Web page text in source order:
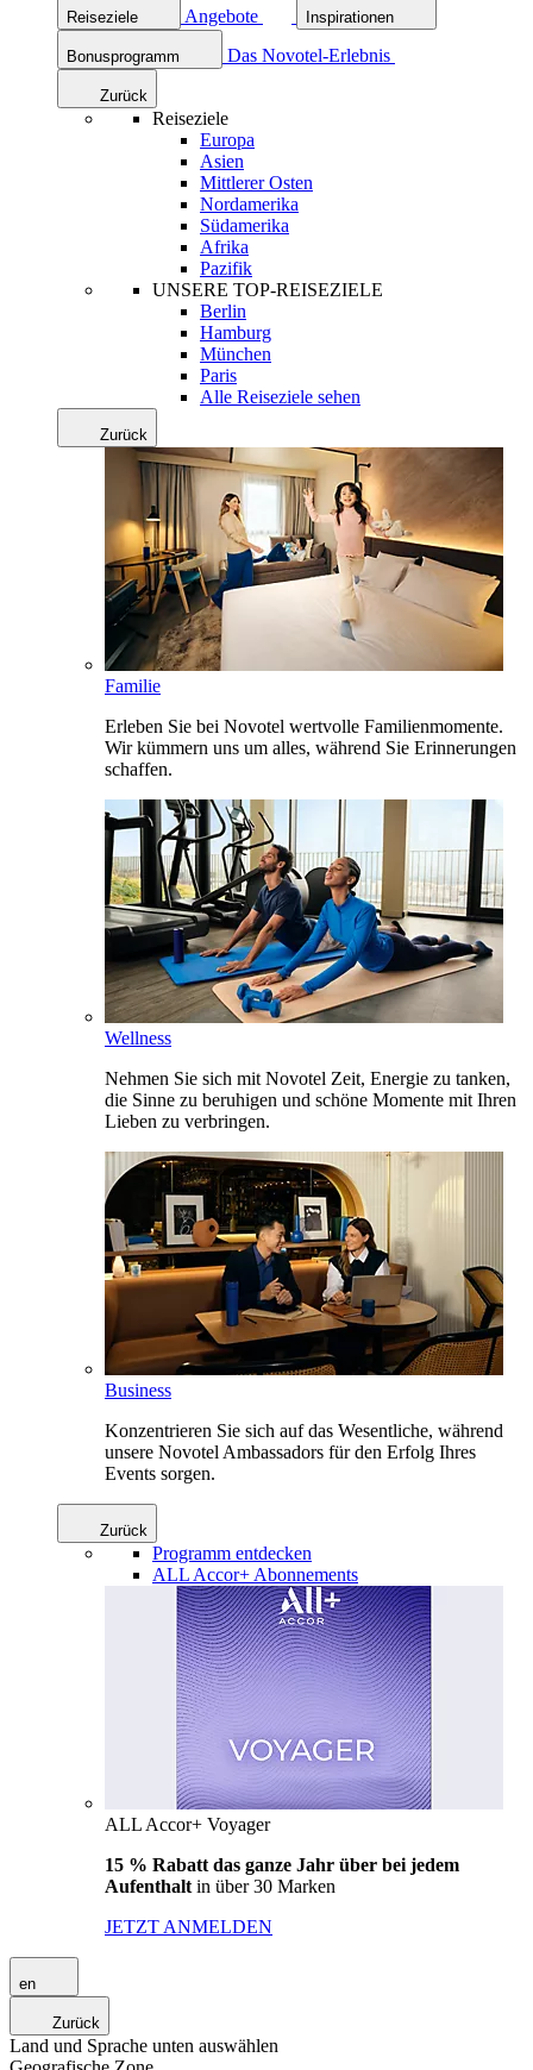
Reiseziele Angebote Inspirationen
Bonusprogramm Das Novotel-Erlebnis
Zurück
Reiseziele
Europa
Asien
Mittlerer Osten
Nordamerika
Südamerika
Afrika
Pazifik
UNSERE TOP-REISEZIELE
Berlin
Hamburg
München
Paris
Alle Reiseziele sehen
Zurück
Familie
Erleben Sie bei Novotel wertvolle Familienmomente.
Wir kümmern uns um alles, während Sie Erinnerungen
schaffen.
Wellness
Nehmen Sie sich mit Novotel Zeit, Energie zu tanken,
die Sinne zu beruhigen und schöne Momente mit Ihren
Lieben zu verbringen.
Business
Konzentrieren Sie sich auf das Wesentliche, während
unsere Novotel Ambassadors für den Erfolg Ihres
Events sorgen.
Zurück
Programm entdecken
ALL Accor+ Abonnements
ALL Accor+ Voyager
15 % Rabatt das ganze Jahr über bei jedem
Aufenthalt in über 30 Marken
JETZT ANMELDEN
en
Zurück
Land und Sprache unten auswählen